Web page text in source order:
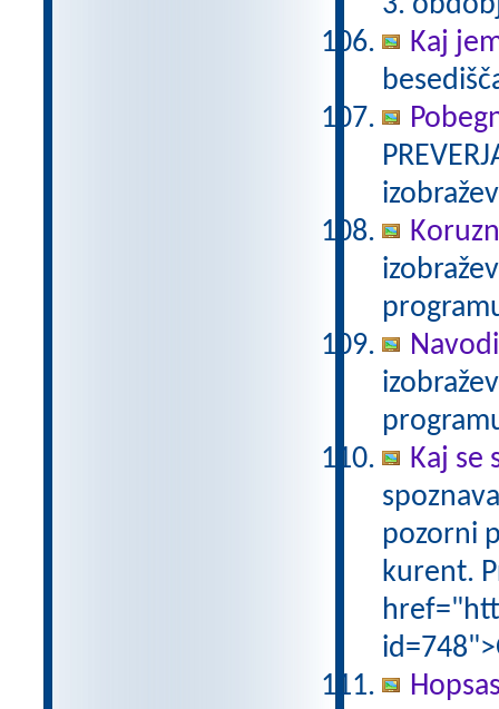
Kaj
Kaj se
pozorni
kurent.